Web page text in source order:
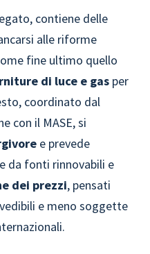
contiene delle
alle riforme
fine ultimo quello
di luce e gas per
coordinato dal
con il MASE, si
e prevede
da fonti rinnovabili e
dei prezzi, pensati
e meno soggette